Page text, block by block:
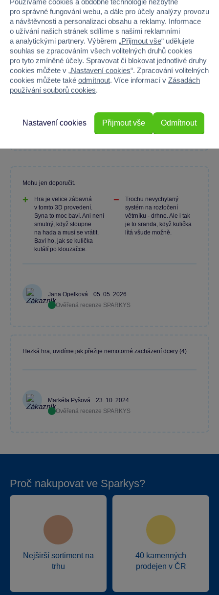
80 %
Průměr z 2 hodnocení
100 % zákazníků doporučuje
Máte zkušenost s tímto zbožím?
Napište recenzi a pomozte ostatním s výběrem.
Jana Opelková
05. 05. 2026
Ověřená recenze SPARKYS
Mohu jen doporučit.
Hra je velice zábavná
v tomto 3D provedení.
Syna to moc baví. Ani není
smutný, když stoupne
na hada a musí se vrátit.
Baví ho, jak se kulička
kutálí po klouzačce.
Trochu nevychytaný
systém na roztočení
větrníku - drhne. Ale i tak
je to sranda, když kulička
lítá všude možně.
Markéta Pyšová
23. 10. 2024
Ověřená recenze SPARKYS
Hezká hra, uvidíme jak přežije nemotorné zacházení dcery (4)
Proč nakupovat ve Sparkys?
Nejširší sortiment na
trhu
40 kamenných
prodejen v ČR
pro správné fungování webu, a dále pro účely analýzy provozu
a návštěvnosti a personalizaci obsahu a reklamy. Informace
o užívání našich stránek sdílíme s našimi reklamními
a analytickými partnery. Výběrem „Přijmout vše“ udělujete
souhlas se zpracováním všech volitelných druhů cookies
pro tyto zmíněné účely. Spravovat či blokovat jednotlivé druhy
cookies můžete v „Nastavení cookies“. Zpracování volitelných
cookies můžete také odmítnout. Více informací v Zásadách
používání souborů cookies.
Odmítnout
Nastavení cookies Přijmout vše